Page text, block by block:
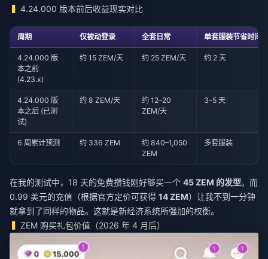
4.24.000 版本前后收益现实对比
周期 仅被动登录 全套日常 单套服装节省时间
4.24.000 版
本之前
(4.23.x)
约 15 ZEM/天 约 25 ZEM/天 约 2 天
4.24.000 版
本之后 (已测
试)
约 8 ZEM/天
约 12–20
ZEM/天
3–5 天
6 周累计预测 约 336 ZEM
约 840–1,050
ZEM
多套服装
在我的测试中，18 天的免费攒钱刚好够买一个 45 ZEM 的发型。而
0.99 美元的充值（根据官方定价可获得 14 ZEM）让我不到一分钟
就拿到了同样的物品。这就是新经济系统所强加的权衡。
ZEM 购买礼包价值（2026 年 4 月后）